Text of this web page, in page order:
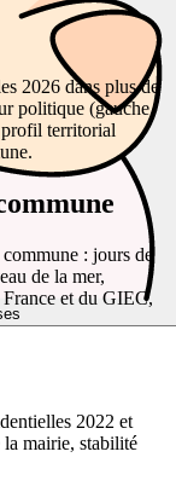
2026 dans plus de
politique (gauche,
profil territorial
: jours de
de la mer,
France et du GIEC,
2022 et
mairie, stabilité